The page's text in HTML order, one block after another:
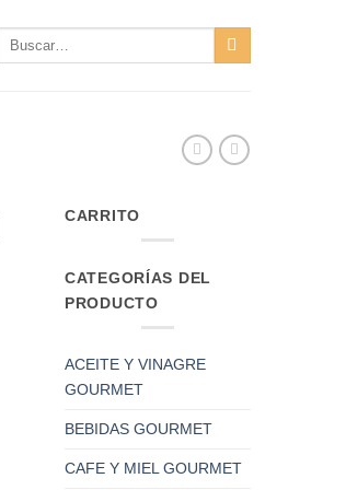
Buscar
CARRITO
CATEGORÍAS DEL
PRODUCTO
ACEITE Y VINAGRE
GOURMET
BEBIDAS GOURMET
CAFE Y MIEL GOURMET